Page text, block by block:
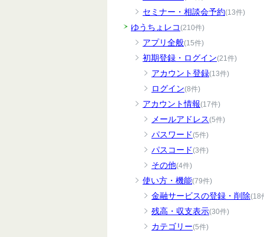
セミナー・相談会予約(13件)
ゆうちょレコ(210件)
アプリ全般(15件)
初期登録・ログイン(21件)
アカウント登録(13件)
ログイン(8件)
アカウント情報(17件)
メールアドレス(5件)
パスワード(5件)
パスコード(3件)
その他(4件)
使い方・機能(79件)
金融サービスの登録・削除(18
残高・収支表示(30件)
カテゴリー(5件)